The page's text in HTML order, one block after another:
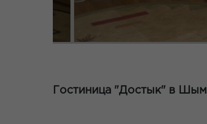
Гостиница "Достык" в